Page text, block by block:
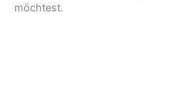
möchtest.